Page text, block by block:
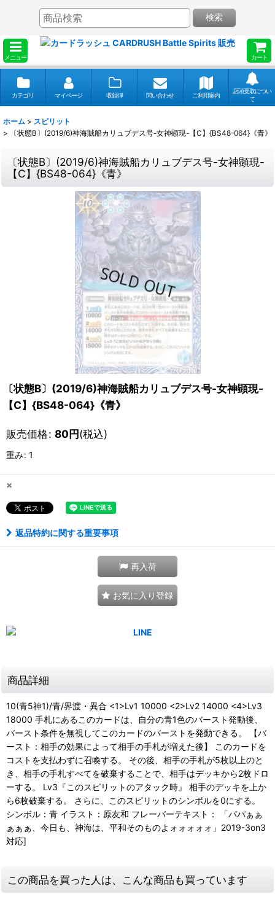
メニュー カート
検索
カテゴリ マイページ 収録弾 問い合わせ ご利用案内
店頭受取につい
て
ホーム > スピリット
>
〔状態B〕(2019/6)神海賊船カリュブデス号-女神顕現-【C】{BS48-064}《青》
〔状態B〕(2019/6)神海賊船カリュブデス号-女神顕現-
【C】{BS48-064}《青》
〔状態B〕(2019/6)神海賊船カリュブデス号-女神顕現-
【C】{BS48-064}《青》
販売価格: 80円(税込)
重み: 1
×
返品特約に関する重要事項
再入荷
お気に入り登録
商品詳細
10(青5神1)/青/界渡・異合 <1>Lv1 10000 <2>Lv2 14000 <4>Lv3
18000 手札にあるこのカードは、自分の青1色のバースト発動後、
バースト条件を無視してこのカードのバーストを発動できる。 【バ
ースト：相手の効果によって相手の手札が増えた後】 このカードを
コストを支払わずに召喚する。 その後、相手の手札が5枚以上のと
き、相手の手札すべてを破棄することで、相手はデッキから2枚ドロ
ーする。 Lv3『このスピリットのアタック時』 相手のデッキを上か
ら6枚破棄する。 さらに、このスピリットのシンボルを0にする。
シンボル：青 イラスト：原友和 フレーバーテキスト： 「パパぁぁ
ぁぁぁ、今日も、神海は、平和そのものよォォォォォ」2019-3on3
対応]
この商品を買った人は、こんな商品も買っています